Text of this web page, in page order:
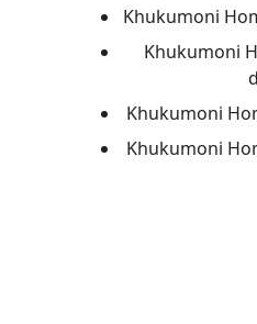
Khukumoni
Khukumoni
Khukumoni
Khukumoni